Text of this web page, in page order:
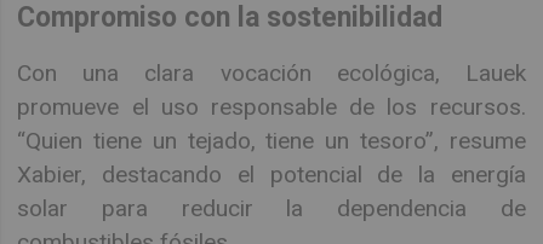
Compromiso con la sostenibilidad
Con una clara vocación ecológica, Lauek
promueve el uso responsable de los recursos.
“Quien tiene un tejado, tiene un tesoro”, resume
Xabier, destacando el potencial de la energía
solar para reducir la dependencia de